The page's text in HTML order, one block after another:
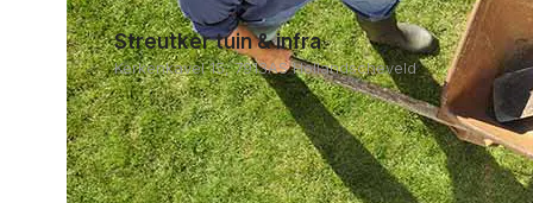
Streutker tuin & infra
Kerkenkavel 15, 7913AS Hollandscheveld